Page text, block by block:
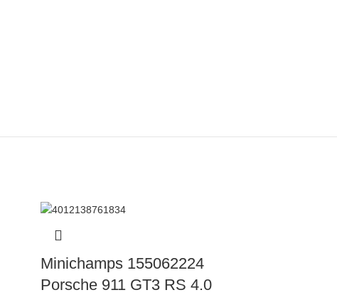
Minichamps 155062224
Porsche 911 GT3 RS 4.0